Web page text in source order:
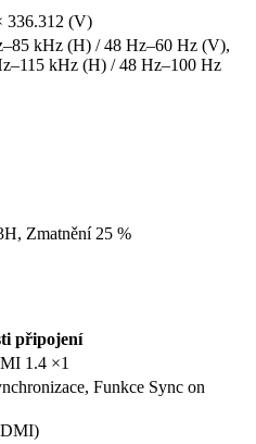
336.312 (V)
kHz (H) / 48 Hz–60 Hz (V),
kHz (H) / 48 Hz–100 Hz
Zmatnění 25 %
připojení
1.4 ×1
Funkce Sync on